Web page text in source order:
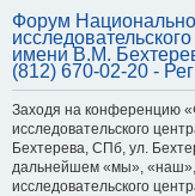
Форум
имени В.М.
(812) 670-02-20 -
Заходя на конференцию
исследовательского
Бехтерева, СПб, ул.
дальнейшем «мы», «наш»,
исследовательского